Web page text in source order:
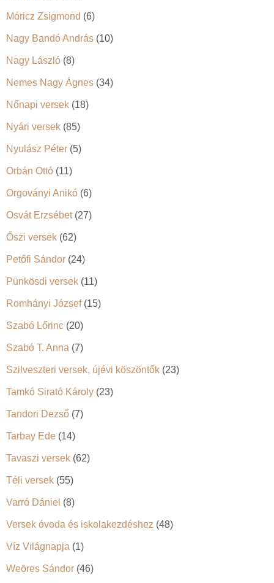
Móricz Zsigmond (6)
Nagy Bandó András (10)
Nagy László (8)
Nemes Nagy Ágnes (34)
Nőnapi versek (18)
Nyári versek (85)
Nyulász Péter (5)
Orbán Ottó (11)
Orgoványi Anikó (6)
Osvát Erzsébet(27)
Őszi versek (62)
Petőfi Sándor (24)
Pünkösdi versek (11)
Romhányi József(15)
Szabó Lőrinc (20)
Szabó T. Anna (7)
Szilveszteri versek, újévi köszöntők (23)
Tamkó Sirató Károly (23)
Tandori Dezső (7)
Tarbay Ede (14)
Tavaszi versek (62)
Téli versek (55)
Varró Dániel (8)
Versek óvoda és iskolakezdéshez (48)
Víz Világnapja (1)
Weöres Sándor (46)